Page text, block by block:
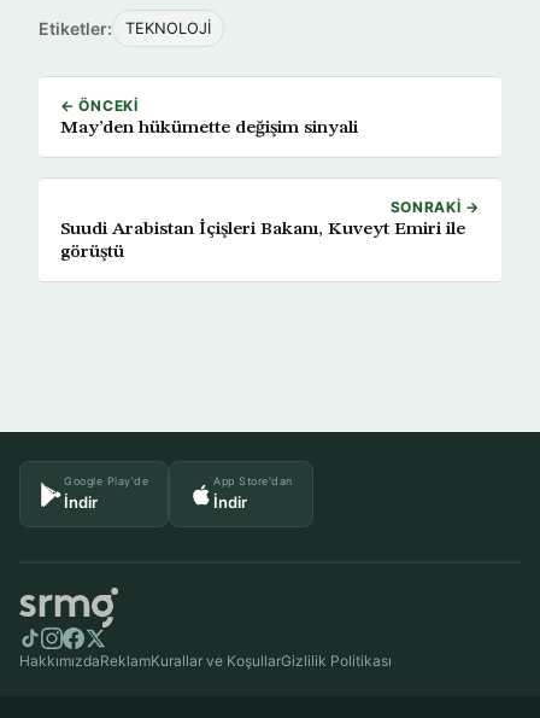
Etiketler: TEKNOLOJİ
← ÖNCEKI
May’den hükümette değişim sinyali
SONRAKI →
Suudi Arabistan İçişleri Bakanı, Kuveyt Emiri ile
görüştü
Google Play'de
İndir
App Store'dan
İndir
HakkımızdaReklamKurallar ve KoşullarGizlilik Politikası